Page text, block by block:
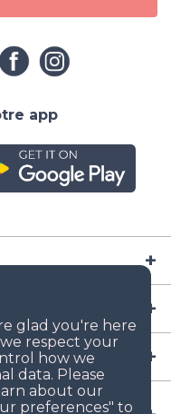
aux
app